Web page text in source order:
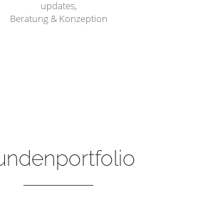
updates,
Beratung & Konzeption